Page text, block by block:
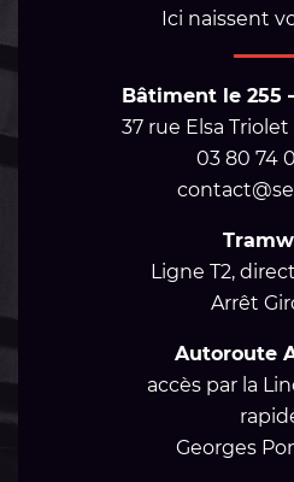
Ici naissent
Bâtiment le 255
37 rue Elsa
03 80 74
Ligne T2,
Arrêt
Autoroute
accès par la
Georges